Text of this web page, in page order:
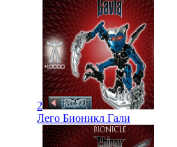
2
Лего Бионикл Гали